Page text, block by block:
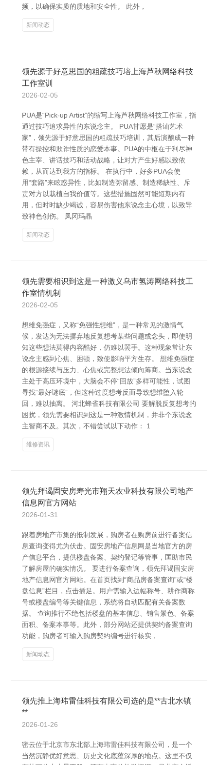
频，以确保实质的质地和安全性。 此外，
新闻动态
领先源于好意思国的粗疏技巧培上海芦秋网络科技
工作室训
2026-02-05
PUA是“Pick-up Artist”的缩写上海芦秋网络科技工作室，指
通过技巧追求异性的东说念主。 PUA甘愿是“搭讪艺术
家”，领先源于好意思国的粗疏技巧培训，其后演酿成一种
带有操控和欺诈性质的恋爱本事。PUA的中枢在于利尽神
色主宰、讲话技巧和活动战略，让对方产生好感以致依
赖，从而达到我方的指标。 在执行中，好多PUA会使
用“套路”来眩惑异性，比如制造弥留感、制造稀缺性、斥
责对方以栽植自我价值等。这些措施固然可能短期内有
用，但时时缺少竭诚，容易伤害他东说念主心境，以致导
致神色创伤。 凤冈玛晶
新闻动态
领先需要相识到这是一种激义乌市氢涛网络科技工
作室情机制
2026-02-05
想维免强症，又称“免强性想维”，是一种常见的激情气
候，发达为无法摒弃地反复想考某些问题或念头，即使明
知这些想法莫得内容酷好，仍难以罢手。这种现象常让东
说念主感到心焦、困顿，致使影响平方生存。 想维免强症
的根源接续与压力、心焦或完整想法倾向筹商。当东说念
主处于高压环境中，大脑会不停“回放”多样可能性，试图
寻找“最好谜底”，但这种过度想考反而导致想维堕入轮
回，难以抽离。 河北蜂雀科技有限公司 要解脱反复想考的
困扰，领先需要相识到这是一种激情机制，并非个东说念
主智商不及。其次，不错尝试以下动作： 1
维修资讯
领先拜谒固安房寿光市翔天农业科技有限公司地产
信息网官方网站
2026-01-31
跟着房地产市集的抵制发展，购房者在购房前进行备案信
息查询变得尤为伏击。固安房地产信息网是当地官方的房
产信息平台，提供楼盘备案、契约登记等管事，匡助市民
了解房屋的确实情况。 要进行备案查询，领先拜谒固安房
地产信息网官方网站。在首页找到“商品房备案查询”或“楼
盘信息”栏目，点击插足。用户需输入边幅称号、耕作商称
号或楼盘编号等关键信息，系统将自动匹配有关备案数
据。 查询推行不绝包括楼盘的基本信息、销售景色、备案
面积、备案本事等。此外，部分网站还提供契约备案查询
功能，购房者可输入购房契约编号进行核实，
新闻动态
领先推上海玮雷佳科技有限公司选的是**古北水镇
**
2026-01-26
密云位于北京市东北部上海玮雷佳科技有限公司，是一个
当然沉静优好意思、历史文化底蕴深厚的地点。这里不仅